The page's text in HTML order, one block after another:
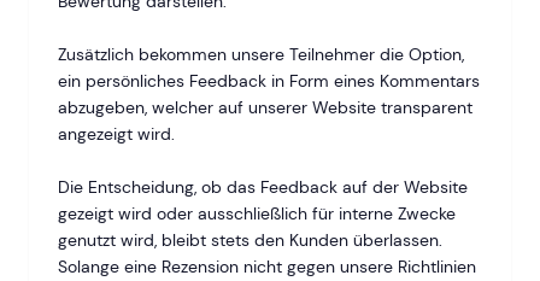
Zusätzlich bekommen unsere Teilnehmer die Option,
ein persönliches Feedback in Form eines Kommentars
abzugeben, welcher auf unserer Website transparent
angezeigt wird.
Die Entscheidung, ob das Feedback auf der Website
gezeigt wird oder ausschließlich für interne Zwecke
genutzt wird, bleibt stets den Kunden überlassen.
Solange eine Rezension nicht gegen unsere Richtlinien